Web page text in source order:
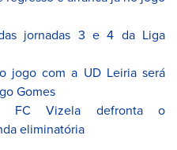
jornadas 3 e 4 da Liga
jogo com a UD Leiria será
Gomes
FC Vizela defronta o
eliminatória